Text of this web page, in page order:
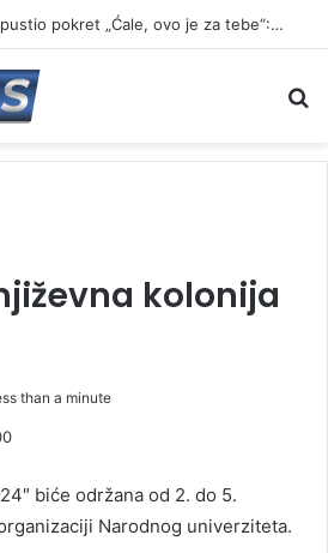
Isidor Stefanović napustio pokret „Ćale, ovo je za tebe“: Najavio formiranje novog pokreta
kolonija
than a minute
biće održana od 2. do 5.
Narodnog univerziteta.